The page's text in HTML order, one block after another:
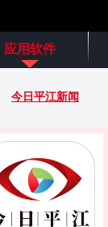
应用软件
今日平江新闻